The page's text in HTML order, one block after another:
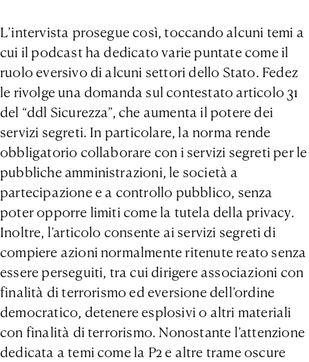
L’intervista prosegue così, toccando alcuni temi a
cui il podcast ha dedicato varie puntate come il
ruolo eversivo di alcuni settori dello Stato. Fedez
le rivolge una domanda sul contestato articolo 31
del “ddl Sicurezza”, che aumenta il potere dei
servizi segreti. In particolare, la norma rende
obbligatorio collaborare con i servizi segreti per le
pubbliche amministrazioni, le società a
partecipazione e a controllo pubblico, senza
poter opporre limiti come la tutela della privacy.
Inoltre, l’articolo consente ai servizi segreti di
compiere azioni normalmente ritenute reato senza
essere perseguiti, tra cui dirigere associazioni con
finalità di terrorismo ed eversione dell’ordine
democratico, detenere esplosivi o altri materiali
con finalità di terrorismo. Nonostante l’attenzione
dedicata a temi come la P2 e altre trame oscure